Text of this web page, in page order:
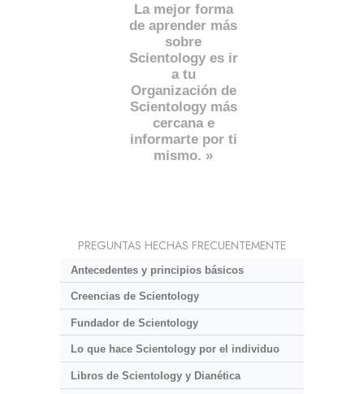
La mejor forma
de aprender más
sobre
Scientology es ir
a tu
Organización de
Scientology más
cercana e
informarte por ti
mismo. »
PREGUNTAS HECHAS FRECUENTEMENTE
Antecedentes y principios básicos
Creencias de Scientology
Fundador de Scientology
Lo que hace Scientology por el individuo
Libros de Scientology y Dianética